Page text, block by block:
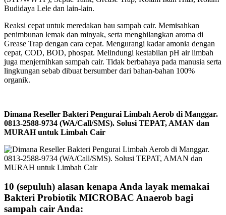
Budidaya Lele dan lain-lain.
Reaksi cepat untuk meredakan bau sampah cair. Memisahkan
penimbunan lemak dan minyak, serta menghilangkan aroma di
Grease Trap dengan cara cepat. Mengurangi kadar amonia dengan
cepat, COD, BOD, phospat. Melindungi kestabilan pH air limbah
juga menjernihkan sampah cair. Tidak berbahaya pada manusia serta
lingkungan sebab dibuat bersumber dari bahan-bahan 100%
organik.
Dimana Reseller Bakteri Pengurai Limbah Aerob di Manggar.
0813-2588-9734 (WA/Call/SMS). Solusi TEPAT, AMAN dan
MURAH untuk Limbah Cair
10 (sepuluh) alasan kenapa Anda layak memakai
Bakteri Probiotik MICROBAC Anaerob bagi
sampah cair Anda: